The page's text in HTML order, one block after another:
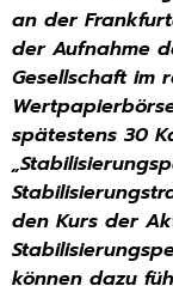
an der
der Aufnahme
Gesellschaft im
spätestens 30
den Kurs der
können dazu